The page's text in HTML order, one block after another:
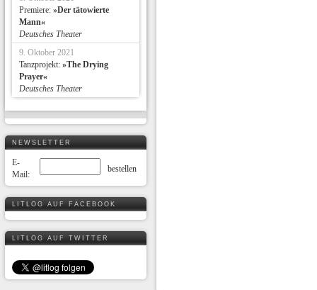
Premiere: »Der tätowierte
Mann«
Deutsches Theater
9. Oktober 2021
Tanzprojekt: »The Drying
Prayer«
Deutsches Theater
NEWSLETTER
E-
Mail:
LITLOG AUF FACEBOOK
LITLOG AUF TWITTER